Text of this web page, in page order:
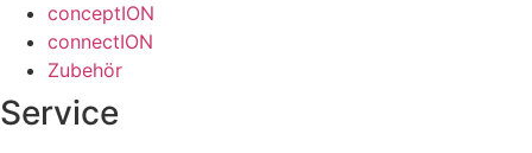
conceptION
connectION
Zubehör
Service